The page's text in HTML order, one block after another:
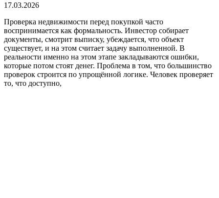
17.03.2026
Проверка недвижимости перед покупкой часто
воспринимается как формальность. Инвестор собирает
документы, смотрит выписку, убеждается, что объект
существует, и на этом считает задачу выполненной. В
реальности именно на этом этапе закладываются ошибки,
которые потом стоят денег. Проблема в том, что большинство
проверок строится по упрощённой логике. Человек проверяет
то, что доступно,